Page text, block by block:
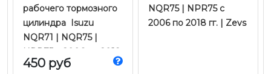
рабочего тормозного
цилиндра Isuzu
NQR71 | NQR75 |
NPR75 с 2006 по 2018
гг. | JMC
450 руб
NQR75 | NPR75 с
2006 по 2018 гг. | Zevs